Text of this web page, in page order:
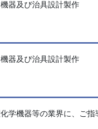
器及び治具設計製作
器及び治具設計製作
学機器等の業界に、ご指